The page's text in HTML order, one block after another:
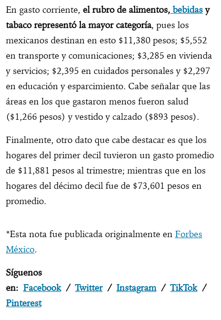
En gasto corriente, el rubro de alimentos, bebidas y
tabaco representó la mayor categoría, pues los
mexicanos destinan en esto $11,380 pesos; $5,552
en transporte y comunicaciones; $3,285 en vivienda
y servicios; $2,395 en cuidados personales y $2,297
en educación y esparcimiento. Cabe señalar que las
áreas en los que gastaron menos fueron salud
($1,266 pesos) y vestido y calzado ($893 pesos).
Finalmente, otro dato que cabe destacar es que los
hogares del primer decil tuvieron un gasto promedio
de $11,881 pesos al trimestre; mientras que en los
hogares del décimo decil fue de $73,601 pesos en
promedio.
*Esta nota fue publicada originalmente en Forbes
México.
Síguenos
en: Facebook/Twitter/ Instagram /TikTok/
Pinterest